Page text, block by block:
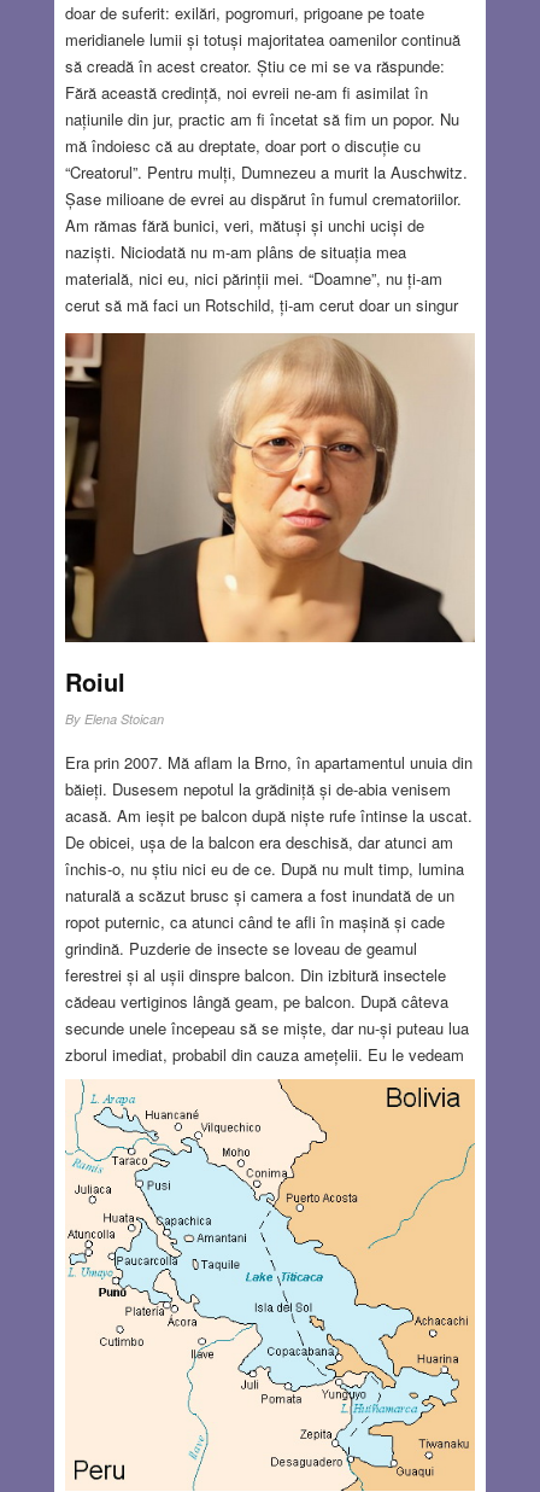
doar de suferit: exilări, pogromuri, prigoane pe toate
meridianele lumii și totuși majoritatea oamenilor continuă
să creadă în acest creator. Știu ce mi se va răspunde:
Fără această credință, noi evreii ne-am fi asimilat în
națiunile din jur, practic am fi încetat să fim un popor. Nu
mă îndoiesc că au dreptate, doar port o discuție cu
“Creatorul”. Pentru mulți, Dumnezeu a murit la Auschwitz.
Șase milioane de evrei au dispărut în fumul crematoriilor.
Am rămas fără bunici, veri, mătuși și unchi uciși de
naziști. Niciodată nu m-am plâns de situația mea
materială, nici eu, nici părinții mei. “Doamne”, nu ți-am
cerut să mă faci un Rotschild, ți-am cerut doar un singur
lucru: să fim apăraţi de dușmani. Europa anilor treizeci a
refuzat evreilor dreptul la existență, naziștii i-au deportat și
i-au ucis în lagărele de concentrare sub privirile indiferente
al Europei. După război a apărut dictonul Never again, în
care mulți au crezut, dar în zilele noastre el și-a pierdut
semnificația. În multe țări din Europa civilizată evreilor li s-
a recomandat să plece în Palestina, iar când a luat
naștere Israelul, “țara ta”, el a fost atacat din toate părțile
de armatele țărilor arabe învecinate. Unde ai fost,
“Doamne”, în acela momente?
Read more…
OCT 17, 2024 14 COMMENTS
Roiul
By Elena Stoican
Era prin 2007. Mă aflam la Brno, în apartamentul unuia din
băieți. Dusesem nepotul la grădiniță și de-abia venisem
acasă. Am ieșit pe balcon după niște rufe întinse la uscat.
De obicei, ușa de la balcon era deschisă, dar atunci am
închis-o, nu știu nici eu de ce. După nu mult timp, lumina
naturală a scăzut brusc și camera a fost inundată de un
ropot puternic, ca atunci când te afli în mașină și cade
grindină. Puzderie de insecte se loveau de geamul
ferestrei și al ușii dinspre balcon. Din izbitură insectele
cădeau vertiginos lângă geam, pe balcon. După câteva
secunde unele începeau să se miște, dar nu-și puteau lua
zborul imediat, probabil din cauza amețelii. Eu le vedeam
ca pe niște pete mici și negre care alunecau pe geamuri.
Din momentul în care se făcuse întuneric în cameră,
apreciați, vă rog, cam câte albine s-au izbit de geam.
Spectacolul de sunet dar fără lumini a continuat minute
bune. Deodată s-a auzit o sirenă. Eram speriată. Nu știam
ce se întâmplase. Trăiam aceeași groază pe care o
văzusem la personajele din filmul lui Alfred Hitchcock
Păsările, doar că aici era vorba de albine.
OCT 17, 2024 12 COMMENTS